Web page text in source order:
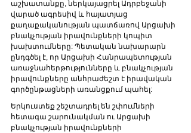
աշխատանքը, ներկայացրել Ադրբեջանի
վարած ագրեսիվ և հայատյաց
քաղաքականության պատճառով Արցախի
բնակչության իրավունքների կոպիտ
խախտումները: Պետական նախարարն
ընդգծել է, որ Արցախի Հանրապետության
առաջնահերթությունները և բնակչության
իրավունքները անհրաժեշտ է իրավական
գործընթացների առանցքում պահել:
Երկուստեք շեշտադրել են շփումների
հետագա շարունակման ու Արցախի
բնակչության իրավունքների